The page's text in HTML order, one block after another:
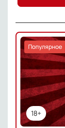
18+
Популярное